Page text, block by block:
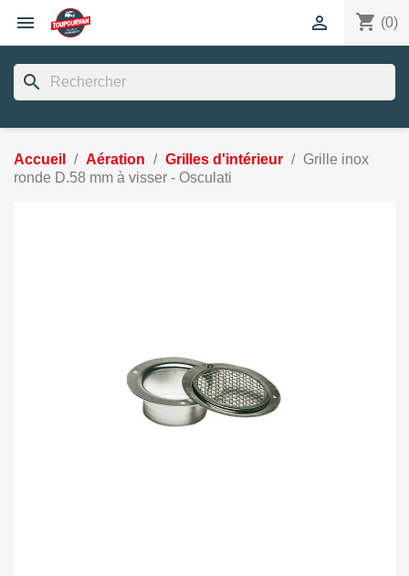
 shopping_cart (0)

search
Accueil Aération Grilles d'intérieur
Grille inox
ronde D.58 mm à visser - Osculati